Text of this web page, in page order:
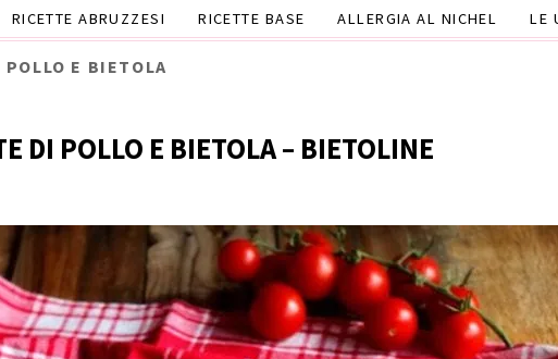
RICETTE ABRUZZESI
RICETTE BASE ALLERGIA AL NICHEL LE
E BIETOLA
DI POLLO E BIETOLA – BIETOLINE